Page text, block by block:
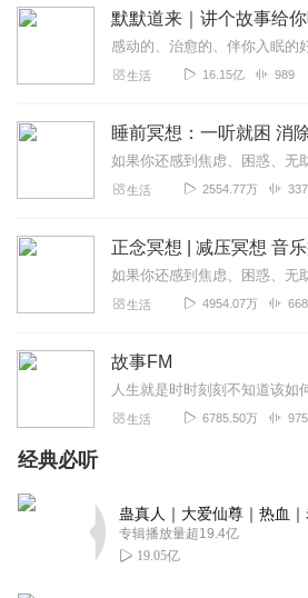
2023-06-13
火_丁_落花有声
饭后通勤路上上班摸鱼都可以听听
亲切自然和闺蜜一样，订阅走起
2023-06-13
浅深尔尔98
哇哇哇，主播的声音好听，内容丰
方面内容，棒棒哒，必须关注一下。
浅深尔尔
哇哇哇，主播的专辑真的好棒，跟
回复
鱼丸落花
声音清脆悦耳，内容丰富多彩，新
默默道来｜讲个故事给
生活 16.15亿 989
生活 2554.77万 337
生活 4954.07万 668
故事FM
生活 6785.50万 975
经典必听
专辑播放量超19.4亿
19.05亿